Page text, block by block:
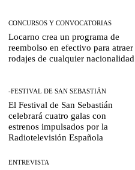
CONCURSOS Y CONVOCATORIAS
Locarno crea un programa de
reembolso en efectivo para atraer
rodajes de cualquier nacionalidad
-FESTIVAL DE SAN SEBASTIÁN
El Festival de San Sebastián
celebrará cuatro galas con
estrenos impulsados por la
Radiotelevisión Española
ENTREVISTA